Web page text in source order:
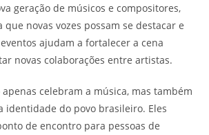
geração de músicos e compositores,
novas vozes possam se destacar e
ajudam a fortalecer a cena
novas colaborações entre artistas.
apenas celebram a música, mas também
identidade do povo brasileiro. Eles
de encontro para pessoas de